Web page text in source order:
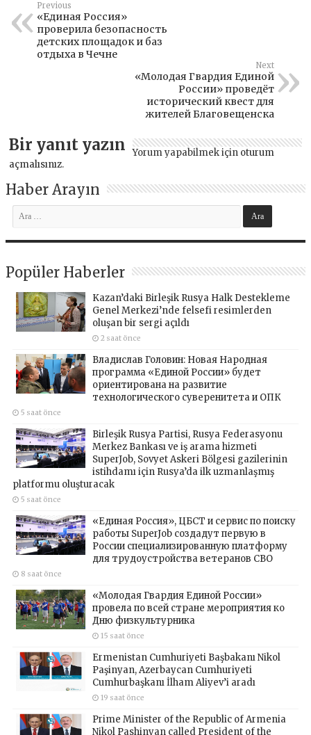
Previous
«Единая Россия»
проверила безопасность
детских площадок и баз
отдыха в Чечне
Next
«Молодая Гвардия Единой
России» проведёт
исторический квест для
жителей Благовещенска
Bir yanıt yazın Yorum yapabilmek için oturum
açmalısınız.
Haber Arayın
Popüler Haberler
Kazan’daki Birleşik Rusya Halk Destekleme
Genel Merkezi’nde felsefi resimlerden
oluşan bir sergi açıldı
2 saat önce
Владислав Головин: Новая Народная
программа «Единой России» будет
ориентирована на развитие
технологического суверенитета и ОПК
5 saat önce
Birleşik Rusya Partisi, Rusya Federasyonu
Merkez Bankası ve iş arama hizmeti
SuperJob, Sovyet Askeri Bölgesi gazilerinin
istihdamı için Rusya’da ilk uzmanlaşmış
platformu oluşturacak
5 saat önce
«Единая Россия», ЦБСТ и сервис по поиску
работы SuperJob создадут первую в
России специализированную платформу
для трудоустройства ветеранов СВО
8 saat önce
«Молодая Гвардия Единой России»
провела по всей стране мероприятия ко
Дню физкультурника
15 saat önce
Ermenistan Cumhuriyeti Başbakanı Nikol
Paşinyan, Azerbaycan Cumhuriyeti
Cumhurbaşkanı İlham Aliyev’i aradı
19 saat önce
Prime Minister of the Republic of Armenia
Nikol Pashinyan called President of the